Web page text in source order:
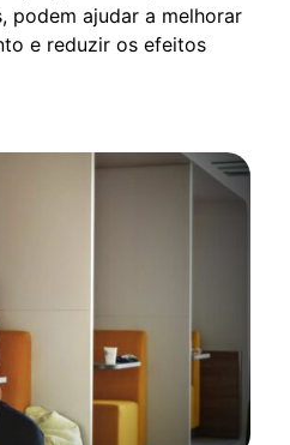
podem ajudar a melhorar
e reduzir os efeitos